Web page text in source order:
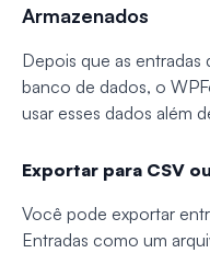
Armazenados
Depois que as
banco de dados, o
usar esses dados além
Exportar para CSV
Você pode exportar
Entradas como um